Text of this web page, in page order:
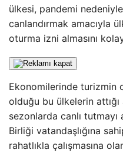
ülkesi, pandemi
canlandırmak amacıyla
oturma izni almasını
Ekonomilerinde turizmin
olduğu bu ülkelerin
sezonlarda canlı
Birliği vatandaşlığına
rahatlıkla çalışmasına